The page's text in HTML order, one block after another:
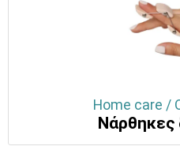
Home care /
Νάρθηκες